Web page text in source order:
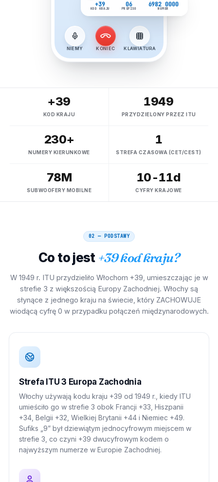
NIEMY KONIEC KLAWIATURA
+39
KOD KRAJU
06
PREFISO
6982 0000
NUMER
+39
KOD KRAJU
1949
PRZYDZIELONY PRZEZ ITU
230+
NUMERY KIERUNKOWE
1
STREFA CZASOWA (CET/CEST)
78M
SUBWOOFERY MOBILNE
10-11d
CYFRY KRAJOWE
02 — PODSTAWY
Co to jest +39 kod kraju?
W 1949 r. ITU przydzieliło Włochom +39, umieszczając je w
strefie 3 z większością Europy Zachodniej. Włochy są
słynące z jednego kraju na świecie, który ZACHOWUJE
wiodącą cyfrę 0 w przypadku połączeń międzynarodowych.
Strefa ITU 3 Europa Zachodnia
Włochy używają kodu kraju +39 od 1949 r., kiedy ITU
umieściło go w strefie 3 obok Francji +33, Hiszpanii
+34, Belgii +32, Wielkiej Brytanii +44 i Niemiec +49.
Sufiks „9” był dziewiątym jednocyfrowym miejscem w
strefie 3, co czyni +39 dwucyfrowym kodem o
najwyższym numerze w Europie Zachodniej.